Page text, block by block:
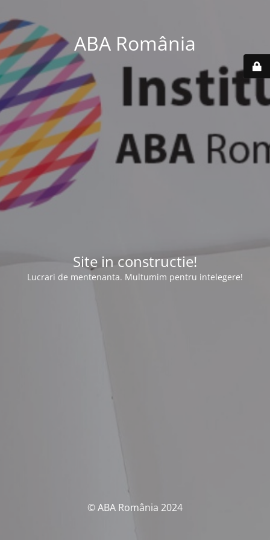
ABA România
Site in constructie!
Lucrari de mentenanta. Multumim pentru intelegere!
© ABA România 2024